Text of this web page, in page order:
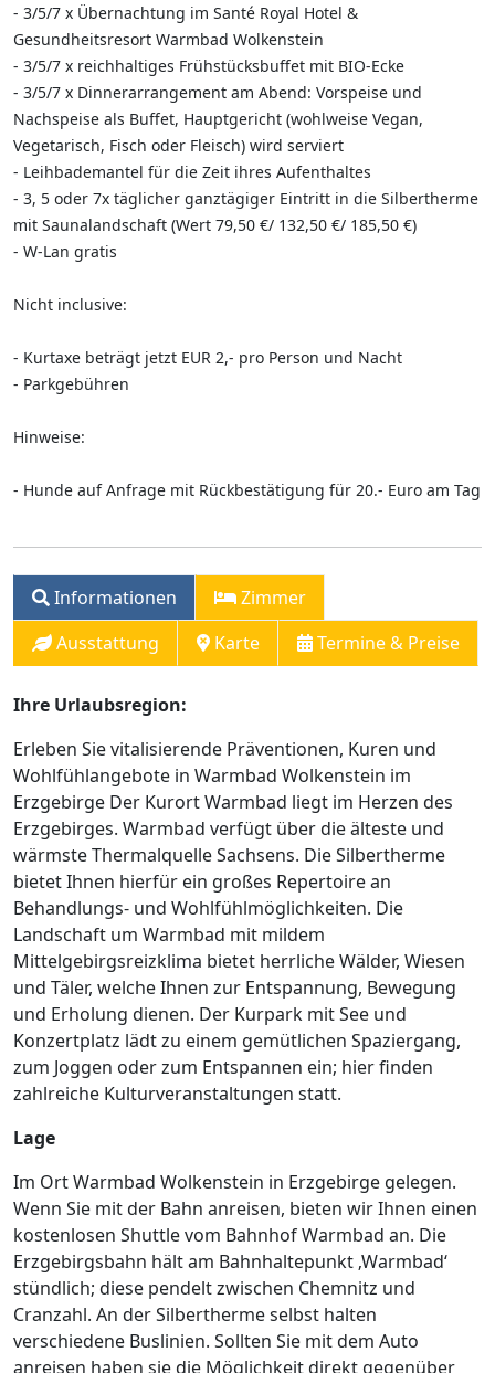
- 3/5/7 x Übernachtung im Santé Royal Hotel &
Gesundheitsresort Warmbad Wolkenstein
- 3/5/7 x reichhaltiges Frühstücksbuffet mit BIO-Ecke
- 3/5/7 x Dinnerarrangement am Abend: Vorspeise und
Nachspeise als Buffet, Hauptgericht (wohlweise Vegan,
Vegetarisch, Fisch oder Fleisch) wird serviert
- Leihbademantel für die Zeit ihres Aufenthaltes
- 3, 5 oder 7x täglicher ganztägiger Eintritt in die Silbertherme
mit Saunalandschaft (Wert 79,50 €/ 132,50 €/ 185,50 €)
- W-Lan gratis
Nicht inclusive:
- Kurtaxe beträgt jetzt EUR 2,- pro Person und Nacht
- Parkgebühren
Hinweise:
- Hunde auf Anfrage mit Rückbestätigung für 20.- Euro am Tag
Informationen
Zimmer
Ausstattung
Karte Termine & Preise
Ihre Urlaubsregion:
Erleben Sie vitalisierende Präventionen, Kuren und
Wohlfühlangebote in Warmbad Wolkenstein im
Erzgebirge Der Kurort Warmbad liegt im Herzen des
Erzgebirges. Warmbad verfügt über die älteste und
wärmste Thermalquelle Sachsens. Die Silbertherme
bietet Ihnen hierfür ein großes Repertoire an
Behandlungs- und Wohlfühlmöglichkeiten. Die
Landschaft um Warmbad mit mildem
Mittelgebirgsreizklima bietet herrliche Wälder, Wiesen
und Täler, welche Ihnen zur Entspannung, Bewegung
und Erholung dienen. Der Kurpark mit See und
Konzertplatz lädt zu einem gemütlichen Spaziergang,
zum Joggen oder zum Entspannen ein; hier finden
zahlreiche Kulturveranstaltungen statt.
Lage
Im Ort Warmbad Wolkenstein in Erzgebirge gelegen.
Wenn Sie mit der Bahn anreisen, bieten wir Ihnen einen
kostenlosen Shuttle vom Bahnhof Warmbad an. Die
Erzgebirgsbahn hält am Bahnhaltepunkt ‚Warmbad‘
stündlich; diese pendelt zwischen Chemnitz und
Cranzahl. An der Silbertherme selbst halten
verschiedene Buslinien. Sollten Sie mit dem Auto
anreisen haben sie die Möglichkeit direkt gegenüber